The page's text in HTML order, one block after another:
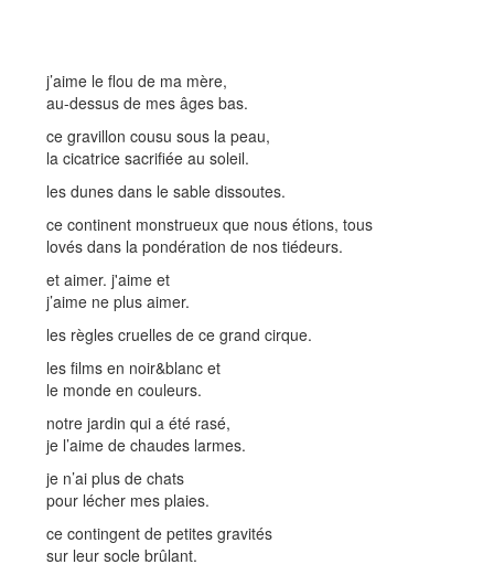
j’aime le flou de ma mère,
au-dessus de mes âges bas.
ce gravillon cousu sous la peau,
la cicatrice sacrifiée au soleil.
les dunes dans le sable dissoutes.
ce continent monstrueux que nous étions, tous
lovés dans la pondération de nos tiédeurs.
et aimer. j'aime et
j’aime ne plus aimer.
les règles cruelles de ce grand cirque.
les films en noir&blanc et
le monde en couleurs.
notre jardin qui a été rasé,
je l’aime de chaudes larmes.
je n’ai plus de chats
pour lécher mes plaies.
ce contingent de petites gravités
sur leur socle brûlant.